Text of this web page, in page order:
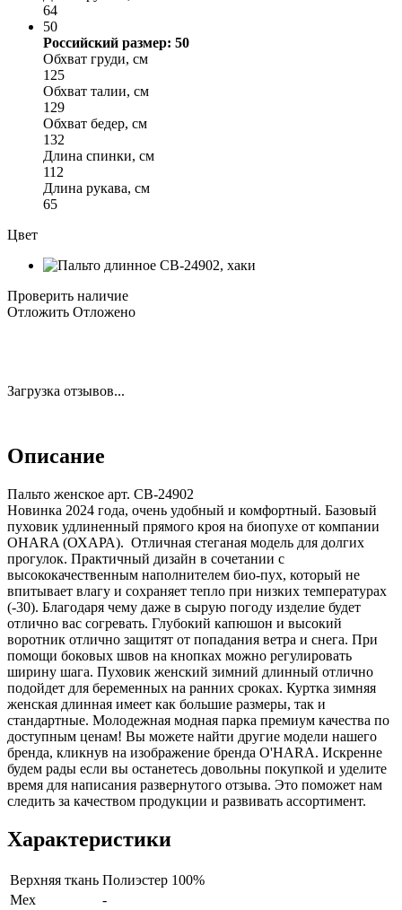
64
50
Российский размер: 50
Обхват груди, см
125
Обхват талии, см
129
Обхват бедер, см
132
Длина спинки, см
112
Длина рукава, см
65
Цвет
Проверить наличие
Отложить Отложено
Загрузка отзывов...
Описание
Пальто женское арт. CB-24902
Новинка 2024 года, очень удобный и комфортный. Базовый
пуховик удлиненный прямого кроя на биопухе от компании
OHARA (ОХАРА). Отличная стеганая модель для долгих
прогулок. Практичный дизайн в сочетании с
высококачественным наполнителем био-пух, который не
впитывает влагу и сохраняет тепло при низких температурах
(-30). Благодаря чему даже в сырую погоду изделие будет
отлично вас согревать. Глубокий капюшон и высокий
воротник отлично защитят от попадания ветра и снега. При
помощи боковых швов на кнопках можно регулировать
ширину шага. Пуховик женский зимний длинный отлично
подойдет для беременных на ранних сроках. Куртка зимняя
женская длинная имеет как большие размеры, так и
стандартные. Молодежная модная парка премиум качества по
доступным ценам! Вы можете найти другие модели нашего
бренда, кликнув на изображение бренда O'HARA. Искренне
будем рады если вы останетесь довольны покупкой и уделите
время для написания развернутого отзыва. Это поможет нам
следить за качеством продукции и развивать ассортимент.
Характеристики
Верхняя ткань Полиэстер 100%
Мех
-